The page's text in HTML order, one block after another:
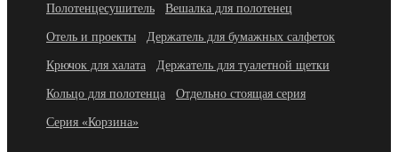
Полотенцесушитель Вешалка для полотенец
Отель и проекты Держатель для бумажных салфеток
Крючок для халата Держатель для туалетной щетки
Кольцо для полотенца Отдельно стоящая серия
Серия «Корзина»